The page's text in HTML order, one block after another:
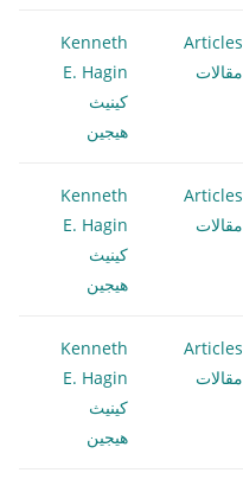
Articles
مقالات
Kenneth
E. Hagin
كينيث
هيجين
Articles
مقالات
Kenneth
E. Hagin
كينيث
هيجين
Articles
مقالات
Kenneth
E. Hagin
كينيث
هيجين